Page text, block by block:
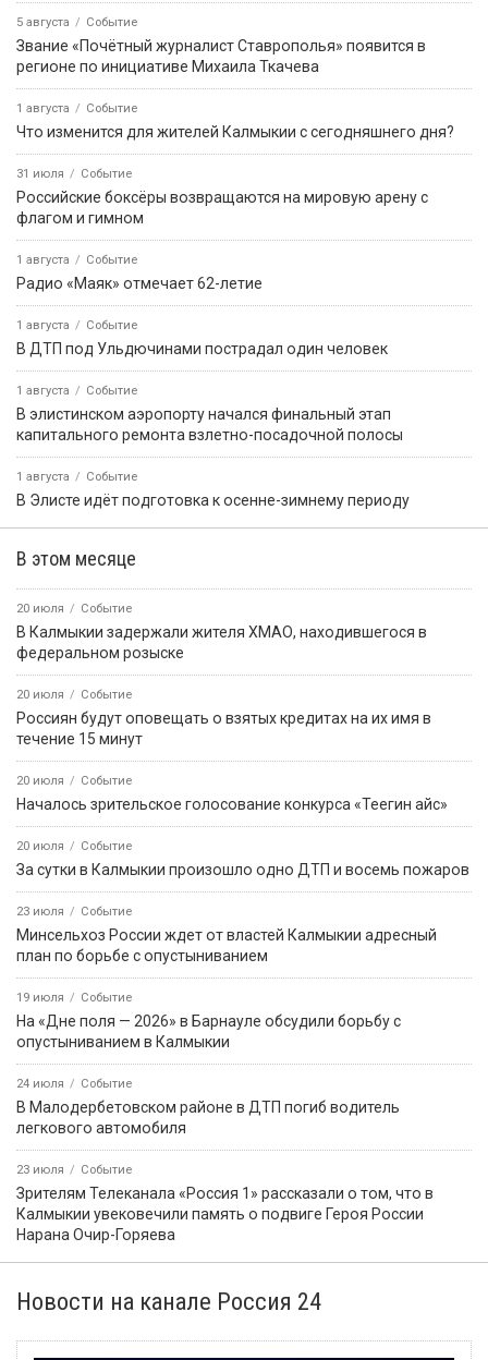
5 августа Событие
Звание «Почётный журналист Ставрополья» появится в
регионе по инициативе Михаила Ткачева
1 августа Событие
Что изменится для жителей Калмыкии с сегодняшнего дня?
31 июля Событие
Российские боксёры возвращаются на мировую арену с
флагом и гимном
1 августа Событие
Радио «Маяк» отмечает 62-летие
1 августа Событие
В ДТП под Ульдючинами пострадал один человек
1 августа Событие
В элистинском аэропорту начался финальный этап
капитального ремонта взлетно-посадочной полосы
1 августа Событие
В Элисте идёт подготовка к осенне-зимнему периоду
В этом месяце
20 июля Событие
В Калмыкии задержали жителя ХМАО, находившегося в
федеральном розыске
20 июля Событие
Россиян будут оповещать о взятых кредитах на их имя в
течение 15 минут
20 июля Событие
Началось зрительское голосование конкурса «Теегин айс»
20 июля Событие
За сутки в Калмыкии произошло одно ДТП и восемь пожаров
23 июля Событие
Минсельхоз России ждет от властей Калмыкии адресный
план по борьбе с опустыниванием
19 июля Событие
На «Дне поля — 2026» в Барнауле обсудили борьбу с
опустыниванием в Калмыкии
24 июля Событие
В Малодербетовском районе в ДТП погиб водитель
легкового автомобиля
23 июля Событие
Зрителям Телеканала «Россия 1» рассказали о том, что в
Калмыкии увековечили память о подвиге Героя России
Нарана Очир-Горяева
Новости на канале Россия 24